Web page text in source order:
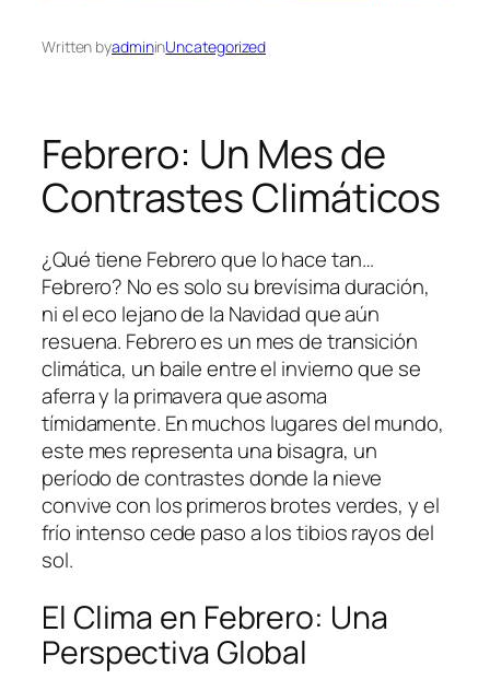
Written byadmininUncategorized
Febrero: Un Mes de
Contrastes Climáticos
¿Qué tiene Febrero que lo hace tan…
Febrero? No es solo su brevísima duración,
ni el eco lejano de la Navidad que aún
resuena. Febrero es un mes de transición
climática, un baile entre el invierno que se
aferra y la primavera que asoma
tímidamente. En muchos lugares del mundo,
este mes representa una bisagra, un
período de contrastes donde la nieve
convive con los primeros brotes verdes, y el
frío intenso cede paso a los tibios rayos del
sol.
El Clima en Febrero: Una
Perspectiva Global